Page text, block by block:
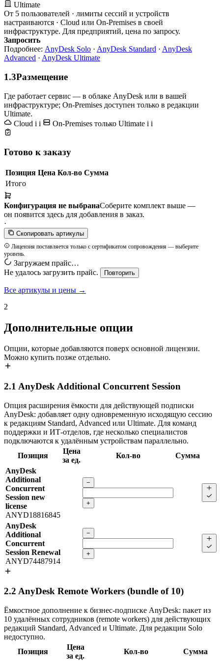
Ultimate
От 5 пользователей · лимиты сессий и устройств
настраиваются · Cloud или On-Premises в своей
инфраструктуре. Для предприятий, цена по запросу.
Запросить
Подробнее: AnyDesk Solo · AnyDesk Standard · AnyDesk
Advanced · AnyDesk Ultimate
1.3Размещение
Где работает сервис — в облаке AnyDesk или в вашей
инфраструктуре; On-Premises доступен только в редакции
Ultimate.
Cloud i i On-Premises только Ultimate i i
Готово к заказу
Позиция Цена Кол-во Сумма
Итого
Конфигурация не выбранаСоберите комплект выше —
он появится здесь для добавления в заказ.
·
Скопировать артикулы
Лицензия поставляется только с сертификатом сопровождения — выберите
уровень.
Загружаем прайс…
Не удалось загрузить прайс.
Повторить
Все артикулы и цены →
2
Дополнительные опции
Опции, которые добавляются поверх основной лицензии.
Можно купить позже отдельно.
2.1 AnyDesk Additional Concurrent Session
Опция расширения ёмкости для действующей подписки
AnyDesk: добавляет одну одновременную исходящую сессию
к редакциям Standard, Advanced или Ultimate. Для команд
поддержки и ИТ-отделов, где несколько специалистов
подключаются к удалённым устройствам параллельно.
Позиция
Цена
за ед.
Кол-во
Сумма
AnyDesk
Additional
Concurrent
Session new
license
ANYD18816845
−
+
AnyDesk
Additional
Concurrent
Session Renewal
ANYD74487914
−
+
2.2 AnyDesk Remote Workers (bundle of 10)
Ёмкостное дополнение к бизнес-подписке AnyDesk: пакет из
10 удалённых сотрудников (remote workers) для действующих
редакций Standard, Advanced и Ultimate. Для редакции Solo
недоступно.
Позиция
Цена
за ед.
Кол-во
Сумма